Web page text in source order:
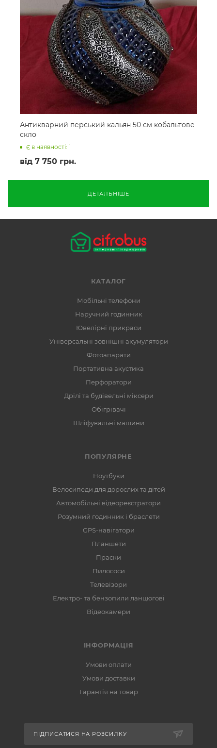
Антикварний перський кальян 50 см кобальтове
скло
Є в наявності: 1
від 7 750 грн.
ДЕТАЛЬНІШЕ
КАТАЛОГ
Мобільні телефони
Наручний годинник
Ювелірні прикраси
Універсальні зовнішні акумулятори
Фотоапарати
Портативна акустика
Перфоратори
Дрілі та будівельні міксери
Обігрівачі
Шліфувальні машини
ПОПУЛЯРНЕ
Ноутбуки
Велосипеди для дорослих та дітей
Автомобільні відеореєстратори
Розумний годинник і браслети
GPS-навігатори
Планшети
Праски
Пилососи
Телевізори
Електро- та бензопили ланцюгові
Відеокамери
ІНФОРМАЦІЯ
Умови оплати
Умови доставки
Гарантія на товар
ПІДПИСАТИСЯ НА РОЗСИЛКУ